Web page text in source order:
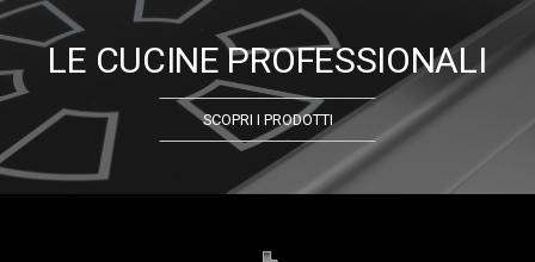
LE CUCINE PROFESSIONALI
SCOPRI I PRODOTTI